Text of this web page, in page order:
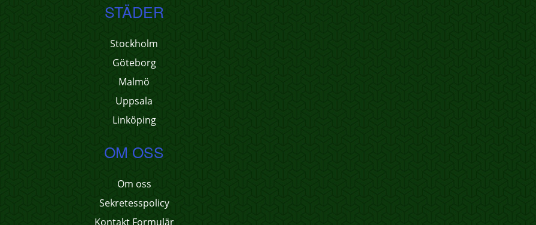
STÄDER
Stockholm
Göteborg
Malmö
Uppsala
Linköping
OM OSS
Om oss
Sekretesspolicy
Kontakt Formulär